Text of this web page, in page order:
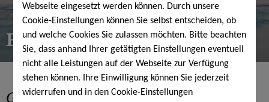
Webseite eingesetzt werden können. Durch unsere
Cookie-Einstellungen können Sie selbst entscheiden, ob
und welche Cookies Sie zulassen möchten. Bitte beachten
Sie, dass anhand Ihrer getätigten Einstellungen eventuell
nicht alle Leistungen auf der Webseite zur Verfügung
stehen können. Ihre Einwilligung können Sie jederzeit
widerrufen und in den Cookie-Einstellungen
Frühschwimmertarif
Gut gelauntin den Tag ...